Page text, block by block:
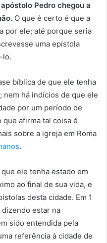
Pedro chegou a
O que é certo é que a
por ele; até porque seria
uma epístola
lo.
bíblica de que ele tenha
nem há indícios de que ele
por um período de
afirma tal coisa é
sobre a igreja em Roma
.
ele tenha estado em
ao final de sua vida, e
desta cidade. Em 1
estar na
sido entendida pela
referência à cidade de